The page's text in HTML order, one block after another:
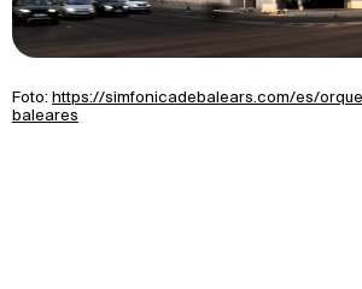
Foto: https://simfonicadebalears.com/es/
baleares